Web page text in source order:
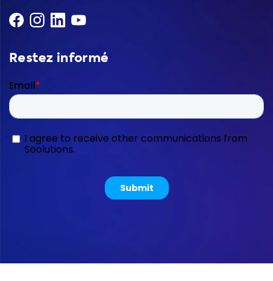
Restez informé